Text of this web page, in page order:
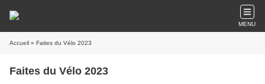
MENU
Accueil » Faites du Vélo 2023
Faites du Vélo 2023